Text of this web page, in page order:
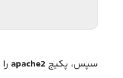
سپس، پکیج apache2